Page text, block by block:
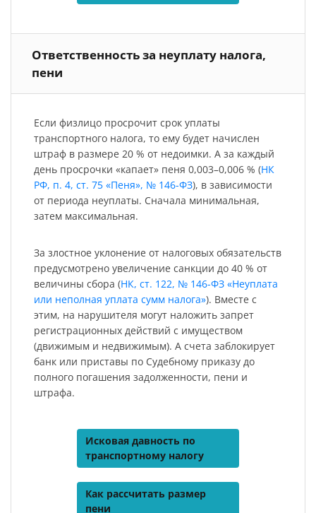
Ответственность за неуплату налога,
пени
Если физлицо просрочит срок уплаты
транспортного налога, то ему будет начислен
штраф в размере 20 % от недоимки. А за каждый
день просрочки «капает» пеня 0,003–0,006 % (НК
РФ, п. 4, ст. 75 «Пеня», № 146-ФЗ), в зависимости
от периода неуплаты. Сначала минимальная,
затем максимальная.
За злостное уклонение от налоговых обязательств
предусмотрено увеличение санкции до 40 % от
величины сбора (НК, ст. 122, № 146-ФЗ «Неуплата
или неполная уплата сумм налога»). Вместе с
этим, на нарушителя могут наложить запрет
регистрационных действий с имуществом
(движимым и недвижимым). А счета заблокирует
банк или приставы по Судебному приказу до
полного погашения задолженности, пени и
штрафа.
Исковая давность по
транспортному налогу
Как рассчитать размер
пени